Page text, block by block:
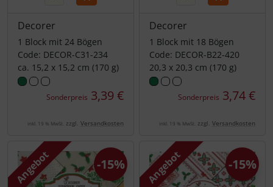
Decorer
1 Block mit 24 Bögen
Code: DECOR-C31-234
ca. 15,2 x 15,2 cm (170 g)
Sonderpreis 3,39 €
inkl. 19 % MwSt. zzgl. Versandkosten
Decorer
1 Block mit 18 Bögen
Code: DECOR-B22-420
20,3 x 20,3 cm (170 g)
Sonderpreis 3,74 €
inkl. 19 % MwSt. zzgl. Versandkosten
Angebot -15% Angebot -15%